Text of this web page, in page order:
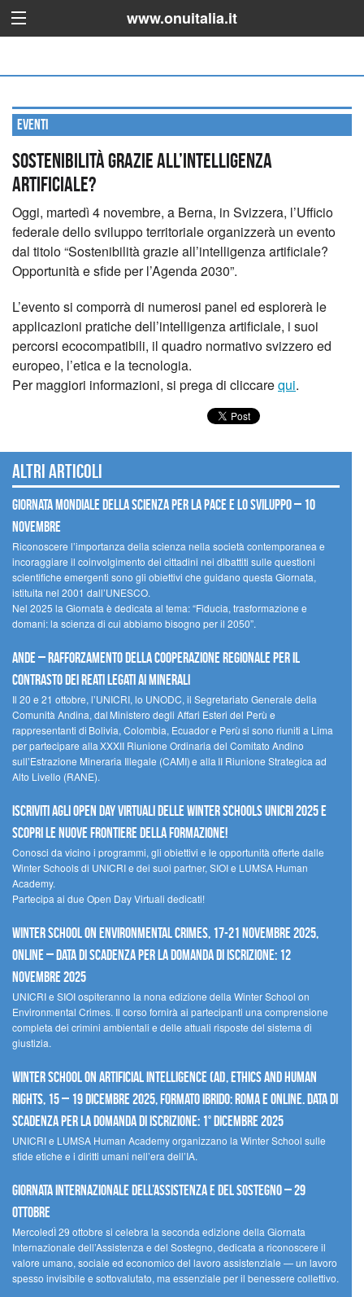
www.onuitalia.it
Eventi
Sostenibilità grazie all’intelligenza
artificiale?
Oggi, martedì 4 novembre, a Berna, in Svizzera, l’Ufficio
federale dello sviluppo territoriale organizzerà un evento
dal titolo “Sostenibilità grazie all’intelligenza artificiale?
Opportunità e sfide per l’Agenda 2030”.
L’evento si comporrà di numerosi panel ed esplorerà le
applicazioni pratiche dell’intelligenza artificiale, i suoi
percorsi ecocompatibili, il quadro normativo svizzero ed
europeo, l’etica e la tecnologia.
Per maggiori informazioni, si prega di cliccarequi.
Altri articoli
Giornata mondiale della scienza per la pace e lo sviluppo – 10
novembre
Riconoscere l’importanza della scienza nella società contemporanea e
incoraggiare il coinvolgimento dei cittadini nei dibattiti sulle questioni
scientifiche emergenti sono gli obiettivi che guidano questa Giornata,
istituita nel 2001 dall’UNESCO.
Nel 2025 la Giornata è dedicata al tema: “Fiducia, trasformazione e
domani: la scienza di cui abbiamo bisogno per il 2050”.
Ande – Rafforzamento della cooperazione regionale per il
contrasto dei reati legati ai minerali
Il 20 e 21 ottobre, l’UNICRI, lo UNODC, il Segretariato Generale della
Comunità Andina, dal Ministero degli Affari Esteri del Perù e
rappresentanti di Bolivia, Colombia, Ecuador e Perù si sono riuniti a Lima
per partecipare alla XXXII Riunione Ordinaria del Comitato Andino
sull’Estrazione Mineraria Illegale (CAMI) e alla II Riunione Strategica ad
Alto Livello (RANE).
Iscriviti agli Open Day Virtuali delle Winter Schools UNICRI 2025 e
scopri le nuove frontiere della formazione!
Conosci da vicino i programmi, gli obiettivi e le opportunità offerte dalle
Winter Schools di UNICRI e dei suoi partner, SIOI e LUMSA Human
Academy.
Partecipa ai due Open Day Virtuali dedicati!
Winter School on Environmental Crimes, 17-21 novembre 2025,
Online – Data di scadenza per la domanda di iscrizione: 12
novembre 2025
UNICRI e SIOI ospiteranno la nona edizione della Winter School on
Environmental Crimes. Il corso fornirà ai partecipanti una comprensione
completa dei crimini ambientali e delle attuali risposte del sistema di
giustizia.
Winter School on Artificial Intelligence (AI), Ethics and Human
Rights, 15 – 19 dicembre 2025, Formato Ibrido: Roma e online. Data di
scadenza per la domanda di iscrizione: 1° dicembre 2025
UNICRI e LUMSA Human Academy organizzano la Winter School sulle
sfide etiche e i diritti umani nell’era dell’IA.
Giornata internazionale dell’assistenza e del sostegno – 29
ottobre
MercoledÌ 29 ottobre si celebra la seconda edizione della Giornata
Internazionale dell’Assistenza e del Sostegno, dedicata a riconoscere il
valore umano, sociale ed economico del lavoro assistenziale — un lavoro
spesso invisibile e sottovalutato, ma essenziale per il benessere collettivo.